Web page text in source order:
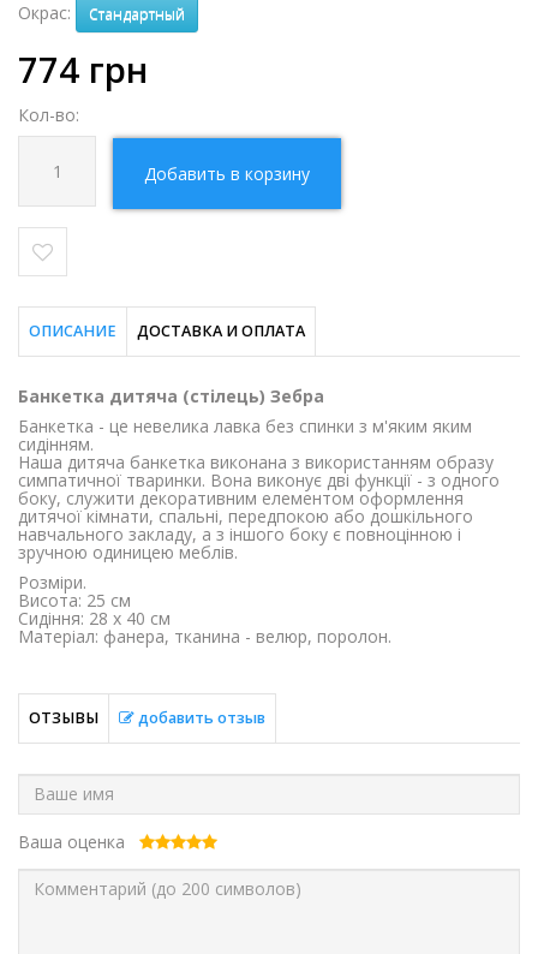
Окрас: Стандартный
774 грн
Кол-во:
Добавить в корзину
ОПИСАНИЕ ДОСТАВКА И ОПЛАТА
Банкетка дитяча (cтілець) Зебра
Банкетка - це невелика лавка без спинки з м'яким яким
сидінням.
Наша дитяча банкетка виконана з використанням образу
симпатичної тваринки. Вона виконує дві функції - з одного
боку, служити декоративним елементом оформлення
дитячої кімнати, спальні, передпокою або дошкільного
навчального закладу, а з іншого боку є повноцінною і
зручною одиницею меблів.
Розміри.
Висота: 25 см
Сидіння: 28 х 40 см
Матеріал: фанера, тканина - велюр, поролон.
ОТЗЫВЫ добавить отзыв
Ваша оценка